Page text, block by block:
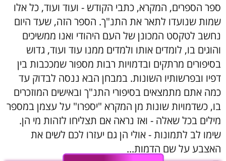
ספר הספרים, המקרא, כתבי הקודש - ועוד ועוד, כל אלו
שמות שנועדו לתאר את התנ"ך. הספר הזה, שעד היום
נחשב לטקסט המכונן של העם היהודי ואנו ממשיכים
והוגים בו, לומדים אותו ולמדים ממנו עוד ועוד, גדוש
בסיפורים מרתקים ובדמויות רבות מספור שמככבות בין
דפיו ובפרשותיו השונות. במבחן הבא ננסה לבדוק עד
כמה אתם מתמצאים בסיפורי התנ"ך ובאישים המוזכרים
בו, כשדמויות שונות מן המקרא "יספרו" על עצמן במספר
מילים בכל שאלה - ואז נראה אם תצליחו לזהות מי הן.
שימו לב לתמונות - אולי הן גם יעזרו לכם לשים את
האצבע על שם הדמות...